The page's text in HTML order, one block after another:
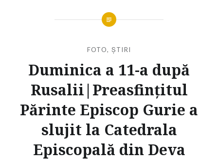
FOTO, ȘTIRI
Duminica a 11-a după
Rusalii|Preasfințitul
Părinte Episcop Gurie a
slujit la Catedrala
Episcopală din Deva